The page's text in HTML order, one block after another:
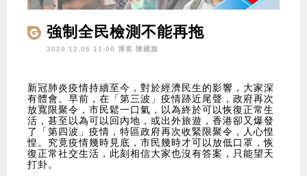
強制全民檢測不能再拖
2020.12.05 11:00 博客 陳國旗
新冠肺炎疫情持續至今，對於經濟民生的影響，大家深
有體會。早前，在「第三波」疫情跡近尾聲，政府再次
放寬限聚令，市民鬆一口氣，以為終於可以恢復正常生
活，甚至以為可以回內地，或出外旅遊，香港卻又爆發
了「第四波」疫情，特區政府再次收緊限聚令，人心惶
惶。究竟疫情幾時見底，市民幾時才可以放低口罩，恢
復正常社交生活，此刻相信大家也沒有答案，只能望天
打卦。